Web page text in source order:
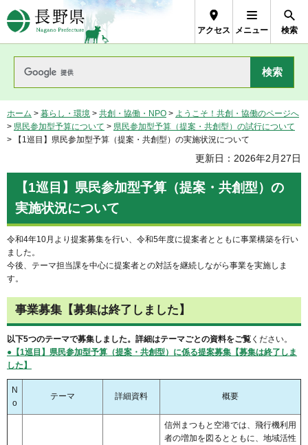
長野県Nagano Prefecture
アクセス メニュー 検索
ホーム > 暮らし・環境 > 共創・協働・NPO > ようこそ！共創・協働のページへ
> 県民参加型予算について > 県民参加型予算（提案・共創型）の試行について
> 【1巡目】県民参加型予算（提案・共創型）の実施状況について
更新日：2026年2月27日
【1巡目】県民参加型予算（提案・共創型）の
実施状況について
令和4年10月より提案募集を行い、令和5年度に提案者とともに事業構築を行い
ました。
今後、テーマ担当課を中心に提案者との対話を継続しながら事業を実施しま
す。
事業募集【募集は終了しました】
以下5つのテーマで募集しました。詳細はテーマごとの資料をご覧 ください。
● 【1巡目】県民参加型予算（提案・共創型）に係る提案募集【募集は終了しま
した】
N
o
テーマ 詳細資料 概要
信州まつもと空港では、飛行機利用
者の増加を図るとともに、地域活性